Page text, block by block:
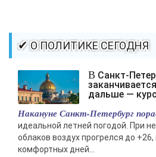
✔ О ПОЛИТИКЕ СЕГОДНЯ
В Санкт-Петербурге
дальше —
Накануне Санкт-Петербург
идеальной летней погодой. При
облаков воздух прогрелся до
комфортных дней...